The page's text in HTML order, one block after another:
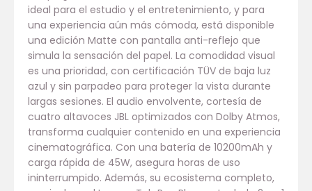
ideal para el estudio y el entretenimiento, y para
una experiencia aún más cómoda, está disponible
una edición Matte con pantalla anti-reflejo que
simula la sensación del papel. La comodidad visual
es una prioridad, con certificación TÜV de baja luz
azul y sin parpadeo para proteger la vista durante
largas sesiones. El audio envolvente, cortesía de
cuatro altavoces JBL optimizados con Dolby Atmos,
transforma cualquier contenido en una experiencia
cinematográfica. Con una batería de 10200mAh y
carga rápida de 45W, asegura horas de uso
ininterrumpido. Además, su ecosistema completo,